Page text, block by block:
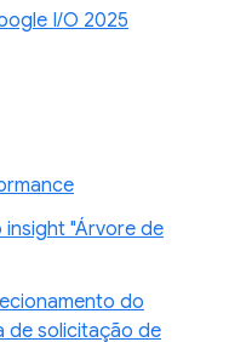
I/O 2025
"Árvore de
do
de solicitação de